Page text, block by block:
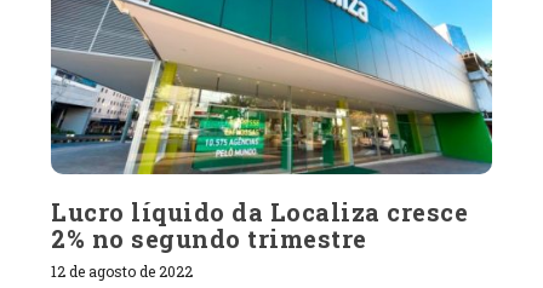
Lucro líquido da Localiza cresce
2% no segundo trimestre
12 de agosto de 2022